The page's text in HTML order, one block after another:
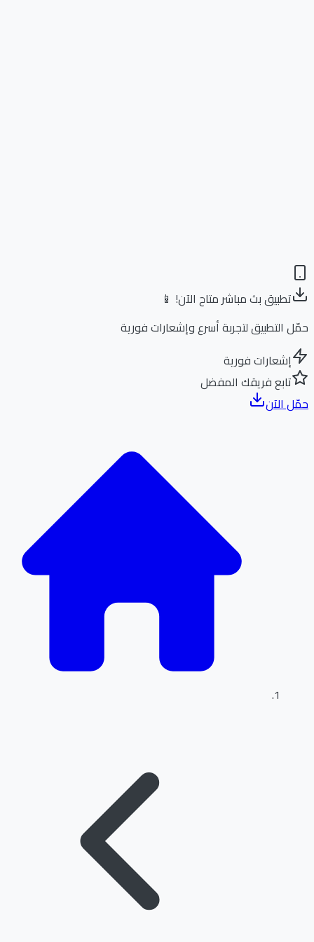
تطبيق بث مباشر متاح الآن! 📱
التطبيق لتجربة أسرع وإشعارات فورية
إشعارات فورية
تابع فريقك المفضل
الآن